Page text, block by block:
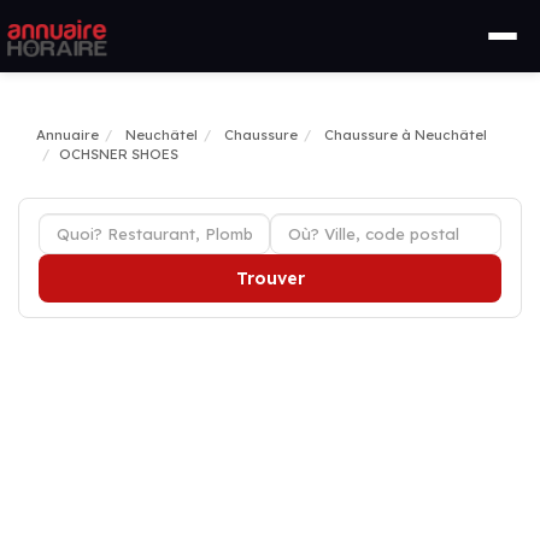
Annuaire Neuchâtel Chaussure
Chaussure à Neuchâtel
OCHSNER SHOES
Trouver